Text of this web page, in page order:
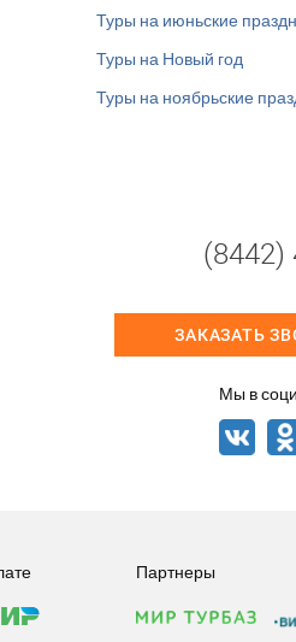
Туры на июньские
Туры на Новый год
Туры на ноябрьские
(8442)
ЗАКАЗАТЬ
Мы в
Партнеры